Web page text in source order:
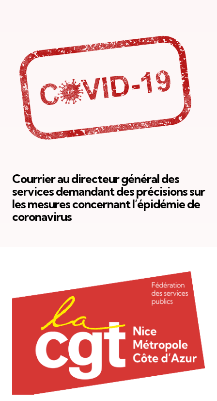
Courrier au directeur général des
services demandant des précisions sur
les mesures concernant l’épidémie de
coronavirus